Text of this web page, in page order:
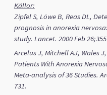
Källor:
Zipfel S, Löwe B, Reas DL,
prognosis in anorexia
study. Lancet. 2000 Feb
Arcelus J, Mitchell AJ, Wales
Patients With Anorexia
Meta-analysis of 36 Studies.
731.